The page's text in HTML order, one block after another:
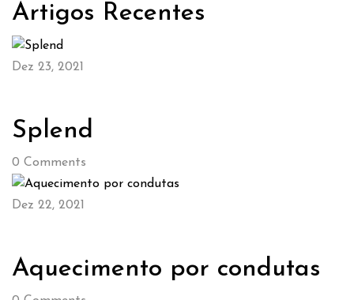
Artigos Recentes
Dez 23, 2021
Splend
0 Comments
Dez 22, 2021
Aquecimento por condutas